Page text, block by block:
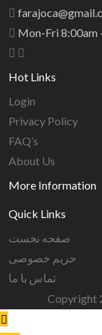
Mon-Fri 8:00am
Hot Links
Login
Privacy Policy
FAQ’s
About Us
More Information
Quick Links
صفحه نخست
حریم خصوصی
تماس با ما
Copyright